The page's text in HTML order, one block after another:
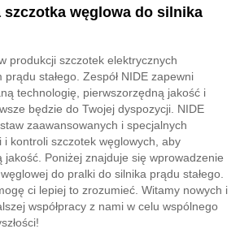
szczotka węglowa do silnika
produkcji szczotek elektrycznych
stałego. Zespół NIDE zapewni
technologię, pierwszorzędną jakość i
będzie do Twojej dyspozycji. NIDE
zaawansowanych i specjalnych
i kontroli szczotek węglowych, aby
jakość. Poniżej znajduje się wprowadzenie
do pralki do silnika prądu stałego.
ci lepiej to zrozumieć. Witamy nowych i
współpracy z nami w celu wspólnego